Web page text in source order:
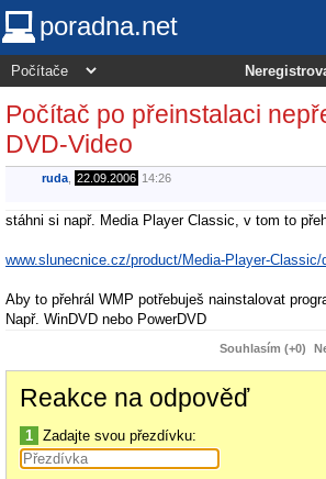
poradna.net
Počítač po přeinstalaci
DVD-Video
ruda 22.09.2006 14:26
stáhni si např. Media Player Classic, v tom to
www.slunecnice.cz/product/Media-Player-Classic/
Aby to přehrál WMP potřebuješ nainstalovat
Např. WinDVD nebo PowerDVD
Souhlasím (+0)
Reakce na odpověď
1 Zadajte svou přezdívku: